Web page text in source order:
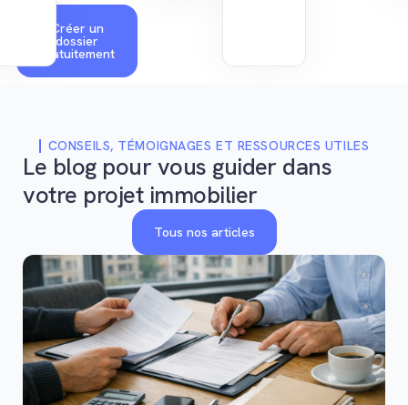
Créer un
dossier
gratuitement
CONSEILS, TÉMOIGNAGES ET RESSOURCES UTILES
Le blog pour vous guider dans
votre projet immobilier
Tous nos articles